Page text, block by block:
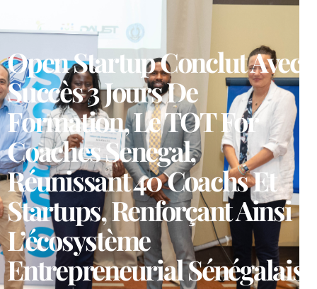
Open Startup Conclut Avec
Succès 3 Jours De
Formation, Le TOT For
Coaches Senegal,
Réunissant 40 Coachs Et
Startups, Renforçant Ainsi
L’écosystème
Entrepreneurial Sénégalais